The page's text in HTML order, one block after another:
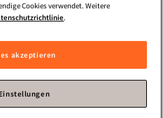
Chiffon
Kurz
Mini Kleider
Pareos
Weiß Damen Pareos
Trend Alaçatı Stili Damen Pareos Orange Damen Pareos
Cookies verwendet. Weitere
.
akzeptieren